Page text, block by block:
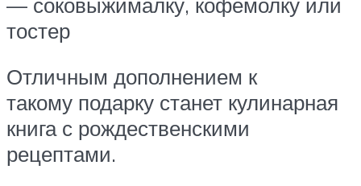
тостер
Отличным дополнением к
такому подарку станет кулинарная
книга с рождественскими
рецептами.